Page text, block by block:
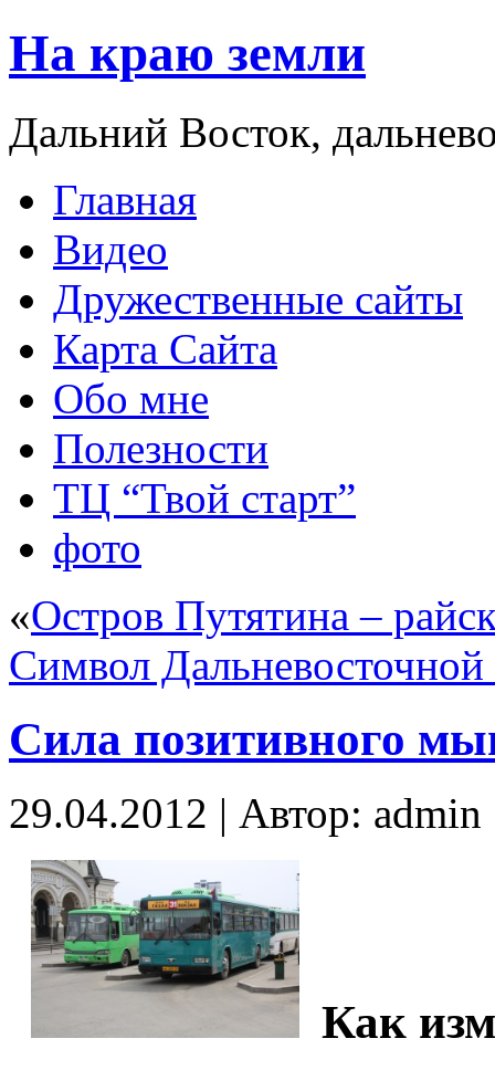
На краю земли
Дальний Восток,
Главная
Видео
Дружественные сайты
Карта Сайта
Обо мне
Полезности
ТЦ “Твой старт”
фото
«Остров Путятина –
Символ
Сила позитивного
29.04.2012 | Автор: admin
Как